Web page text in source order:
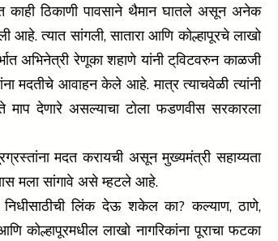
काही ठिकाणी पावसाने थैमान घातले असून अनेक
आहे. त्यात सांगली, सातारा आणि कोल्हापूरचे लाखो
अभिनेत्री रेणूका शहाणे यांनी ट्‌विटवरुन काळजी
मदतीचे आवाहन केले आहे. मात्र त्याचवेळी त्यांनी
माप देणारे असल्याचा टोला फडणवीस सरकारला
मदत करायची असून मुख्यमंत्री सहाय्यता
असल्यास मला सांगावे असे म्हटले आहे.
निधीसाठीची लिंक देऊ शकेल का? कल्याण, ठाणे,
कोल्हापूरमधील लाखो नागरिकांना पूराचा फटका